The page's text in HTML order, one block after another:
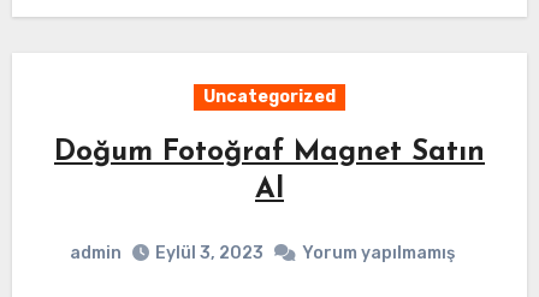
Uncategorized
Doğum Fotoğraf Magnet Satın
Al
admin Eylül 3, 2023 Yorum yapılmamış